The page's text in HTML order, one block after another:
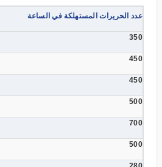
عدد الحريرات المستهلكة في الساعة
350
450
450
500
700
500